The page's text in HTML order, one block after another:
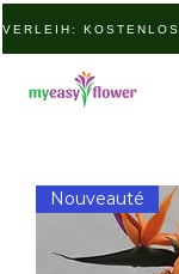
Nouveauté